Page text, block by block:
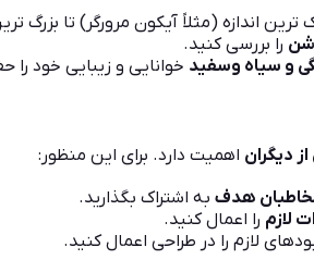
ترین اندازه (مثلاً آیکون مرورگر) تا بزرگ
را بررسی کنید.
و سیاه وسفید خوانایی و زیبایی خود
دیگران اهمیت دارد. برای این منظور:
هدف به اشتراک بگذارید.
لازم را اعمال کنید.
لازم را در طراحی اعمال کنید.